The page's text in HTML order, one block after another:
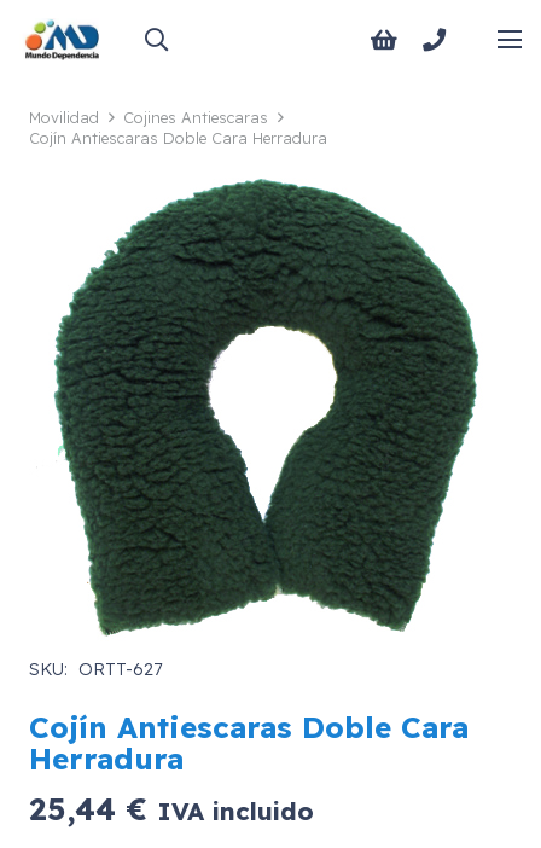
Movilidad
Cojines Antiescaras
Cojín Antiescaras Doble Cara Herradura
SKU: ORTT-627
Cojín Antiescaras Doble Cara
Herradura
25,44 € IVA incluido